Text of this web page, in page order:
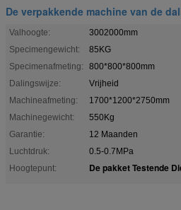
De verpakkende machine van de
Valhoogte:
3002000mm
Specimengewicht:
85KG
Specimenafmeting:
800*800*800mm
Dalingswijze:
Vrijheid
Machineafmeting:
1700*1200*2750mm
Machinegewicht:
550Kg
Garantie:
12 Maanden
Luchtdruk:
0.5-0.7MPa
Hoogtepunt:
De pakket Testende